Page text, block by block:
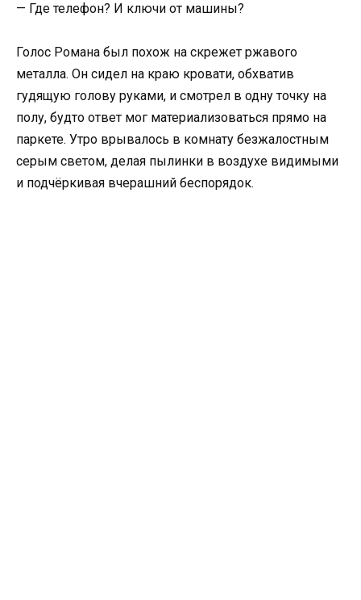
— Где телефон? И ключи от машины?
Голос Романа был похож на скрежет ржавого
металла. Он сидел на краю кровати, обхватив
гудящую голову руками, и смотрел в одну точку на
полу, будто ответ мог материализоваться прямо на
паркете. Утро врывалось в комнату безжалостным
серым светом, делая пылинки в воздухе видимыми
и подчёркивая вчерашний беспорядок.